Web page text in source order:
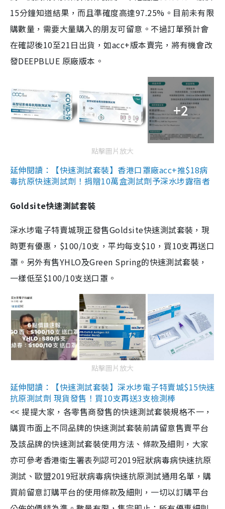
15分鐘知道結果，而且準確度高達97.25%。目前未有限
購數量，需要大量購入的朋友可留意。不過訂單預計會
在確認後10至21日出貨，如acc+版本賣完，將有機會改
發DEEPBLUE 原廠版本。
+2
點擊圖片放大
延伸閱讀：【快速測試套裝】香港口罩廠acc+推$18病
毒抗原快速測試劑！捐贈10萬盒測試劑予深水埗露宿者
Goldsite快速測試套裝
深水埗電子特賣城現正發售Goldsite快速測試套裝，現
時更有優惠，$100/10支，平均每支$10，買10支再送口
罩。另外有售YHLO及Green Spring的快速測試套裝，
一樣低至$100/10支送口罩。
點擊圖片放大
延伸閱讀：【快速測試套裝】深水埗電子特賣城$15快速
抗原測試劑 現貨發售！買10支再送3支檢測棒
<< 提提大家，各零售商發售的快速測試套裝規格不一，
購買市面上不同品牌的快速測試套裝前請留意售賣平台
及該品牌的快速測試套裝使用方法、條款及細則，大家
亦可參考香港衞生署表列認可2019冠狀病毒病快速抗原
測試、歐盟2019冠狀病毒病快速抗原測試通用名單，購
買前留意訂購平台的使用條款及細則，一切以訂購平台